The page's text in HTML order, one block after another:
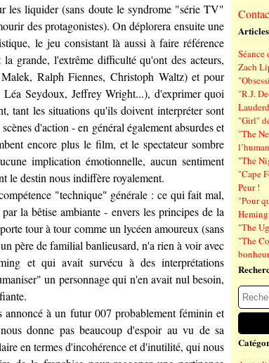
les liquider (sans doute le syndrome "série TV"
des protagonistes). On déplorera ensuite une
le jeu consistant là aussi à faire référence
grande, l'extrême difficulté qu'ont des acteurs,
,Ralph Fiennes,Christoph Waltz) et pour
Léa Seydoux, Jeffrey Wright...), d'exprimer quoi
tant les situations qu'ils doivent interpréter sont
d'action - en général également absurdes et
encore plus le film, et le spectateur sombre
implication émotionnelle, aucun sentiment
le destin nous indiffère royalement.
"technique" générale : ce qui fait mal,
la bêtise ambiante - envers les principes de la
tour à tour comme un lycéen amoureux (sans
père de familial banlieusard, n'a rien à voir avec
et qui avait survécu à des interprétations
un personnage qui n'en avait nul besoin,
annoncé à un futur 007 probablement féminin et
donne pas beaucoup d'espoir au vu de sa
en termes d'incohérence et d'inutilité, qui nous
Mars
Mai
Avril
Juin
Mai
Juin
Mai
Juin
Mai
Août
Juin
Mai
Juin
Mai
Zach
"R.J.
"Girl"
"The
"The
"Cape
Peur !
"Pour
"The
"The
bonheur